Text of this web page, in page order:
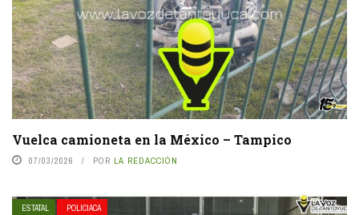
Vuelca camioneta en la México – Tampico
07/03/2026 POR LA REDACCIÓN
ESTATAL POLICIACA